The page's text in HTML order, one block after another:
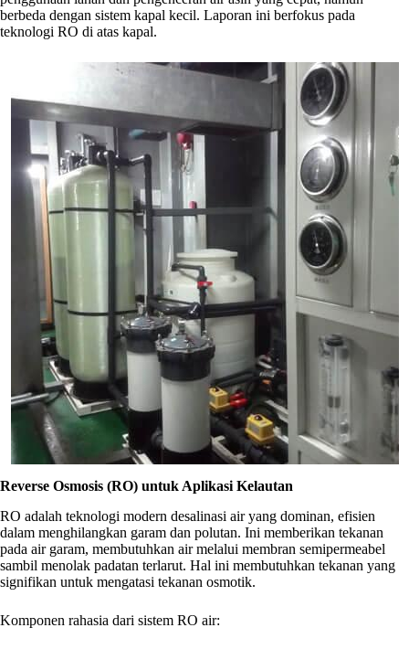
berbeda dengan sistem kapal kecil. Laporan ini berfokus pada
teknologi RO di atas kapal.
Reverse Osmosis (RO) untuk Aplikasi Kelautan
RO adalah teknologi modern desalinasi air yang dominan, efisien
dalam menghilangkan garam dan polutan. Ini memberikan tekanan
pada air garam, membutuhkan air melalui membran semipermeabel
sambil menolak padatan terlarut. Hal ini membutuhkan tekanan yang
signifikan untuk mengatasi tekanan osmotik.
Komponen rahasia dari sistem RO air: